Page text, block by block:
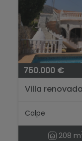
750.000 €
Villa
Calpe
208 m